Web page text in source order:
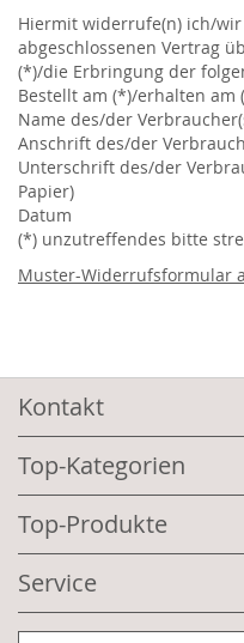
Hiermit widerrufe(n) ich/
abgeschlossenen­ Vertrag
(*)/die Erbringung der
Bestellt am (*)/erhalten am
Name des/der
Anschrift des/der
Unterschrift des/der
Papier)
Datum
(*) unzutreffendes bitte
Muster-Widerrufsformular
Kontakt
Top-Kategorien
Top-Produkte
Service